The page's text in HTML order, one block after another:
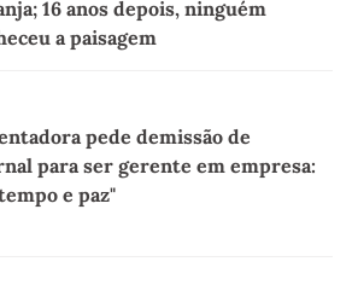
16 anos depois, ninguém
a paisagem
pede demissão de
para ser gerente em empresa:
e paz"